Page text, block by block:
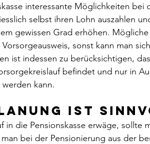
interessante Möglichkeiten bei
selbst ihren Lohn auszahlen
gewissen Grad erhöhen.
sonst kann man
ist indessen zu berücksichtigen,
befindet und nur in
kann.
ist
in die Pensionskasse erwäge, sollte
bei der Pensionierung aus der